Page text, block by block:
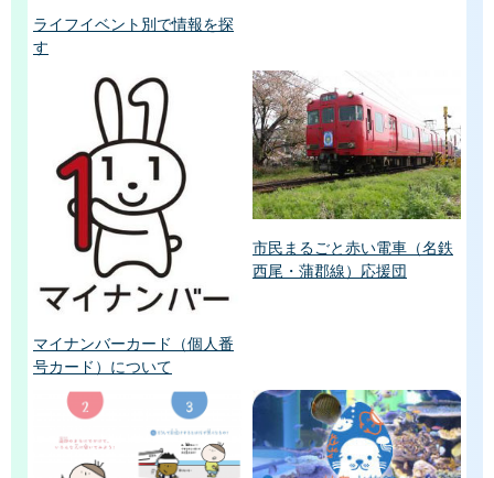
ライフイベント別で情報を探
す
マイナンバーカード（個人番
号カード）について
市民まるごと赤い電車（名鉄
西尾・蒲郡線）応援団